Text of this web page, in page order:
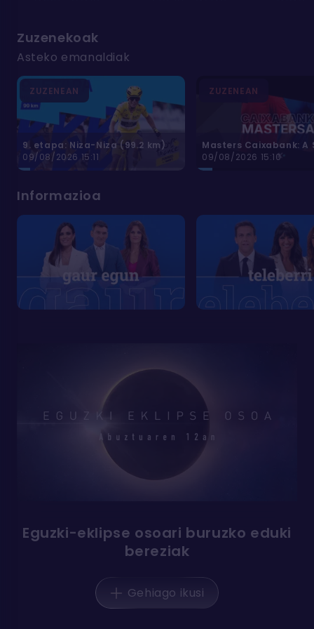
Zuzenekoak
Asteko emanaldiak
ZUZENEAN
9. etapa: Niza-Niza (99.2 km)
09/08/2026 15:11
ZUZENEAN
09/08/2026 15:10
Informazioa
Eguzki-eklipse osoari buruzko eduki
bereziak
Gehiago ikusi